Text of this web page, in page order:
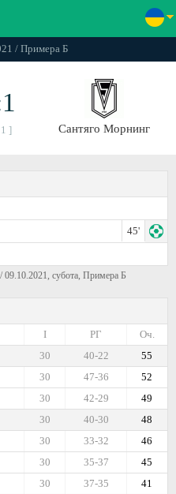
/ Примера Б
] Сантяго Морнинг
45'
субота, Примера Б
Оч.
РГ
I
55
40-22
30
52
47-36
30
49
42-29
30
48
40-30
30
46
33-32
30
45
35-37
30
41
37-35
30